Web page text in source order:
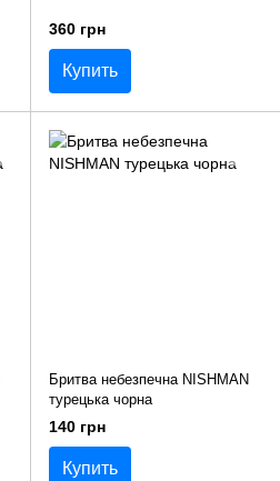
360 грн
Купить
Бритва небезпечна NISHMAN
турецька чорна
140 грн
Купить